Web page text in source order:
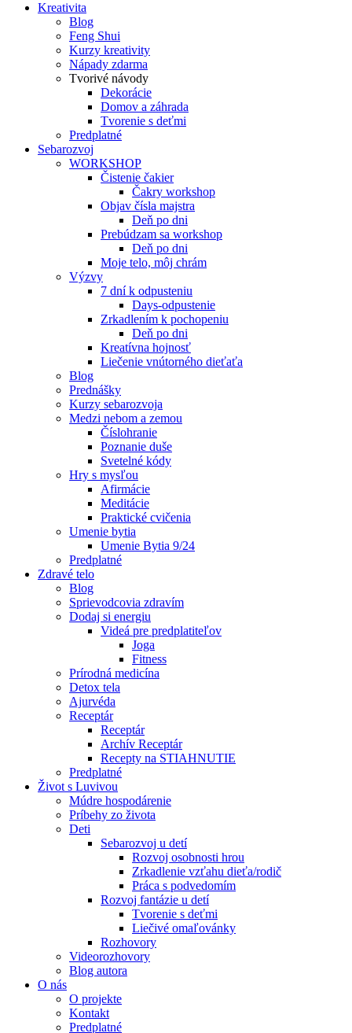
Kreativita
Blog
Feng Shui
Kurzy kreativity
Nápady zdarma
Tvorivé návody
Dekorácie
Domov a záhrada
Tvorenie s deťmi
Predplatné
Sebarozvoj
WORKSHOP
Čistenie čakier
Čakry workshop
Objav čísla majstra
Deň po dni
Prebúdzam sa workshop
Deň po dni
Moje telo, môj chrám
Výzvy
7 dní k odpusteniu
Days-odpustenie
Zrkadlením k pochopeniu
Deň po dni
Kreatívna hojnosť
Liečenie vnútorného dieťaťa
Blog
Prednášky
Kurzy sebarozvoja
Medzi nebom a zemou
Číslohranie
Poznanie duše
Svetelné kódy
Hry s mysľou
Afirmácie
Meditácie
Praktické cvičenia
Umenie bytia
Umenie Bytia 9/24
Predplatné
Zdravé telo
Blog
Sprievodcovia zdravím
Dodaj si energiu
Videá pre predplatiteľov
Joga
Fitness
Prírodná medicína
Detox tela
Ajurvéda
Receptár
Receptár
Archív Receptár
Recepty na STIAHNUTIE
Predplatné
Život s Luvivou
Múdre hospodárenie
Príbehy zo života
Deti
Sebarozvoj u detí
Rozvoj osobnosti hrou
Zrkadlenie vzťahu dieťa/rodič
Práca s podvedomím
Rozvoj fantázie u detí
Tvorenie s deťmi
Liečivé omaľovánky
Rozhovory
Videorozhovory
Blog autora
O nás
O projekte
Kontakt
Predplatné